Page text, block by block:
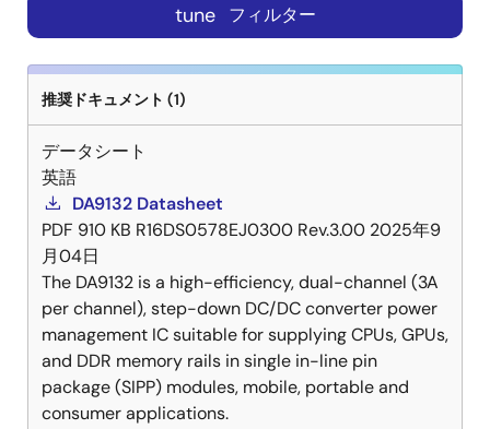
tune フィルター
推奨ドキュメント (1)
データシート
英語
DA9132 Datasheet
PDF 910 KB R16DS0578EJ0300 Rev.3.00 2025年9
月04日
The DA9132 is a high-efficiency, dual-channel (3A
per channel), step-down DC/DC converter power
management IC suitable for supplying CPUs, GPUs,
and DDR memory rails in single in-line pin
package (SIPP) modules, mobile, portable and
consumer applications.